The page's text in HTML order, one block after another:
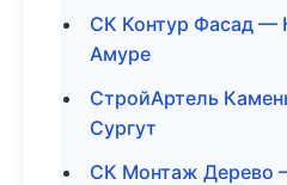
СК Контур Фасад —
Амуре
СтройАртель
Сургут
СК Монтаж Дерево